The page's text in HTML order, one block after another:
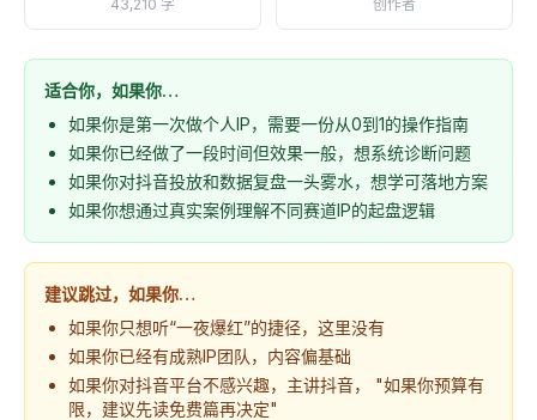
43,210 字 创作者
适合你，如果你…
如果你是第一次做个人IP，需要一份从0到1的操作指南
如果你已经做了一段时间但效果一般，想系统诊断问题
如果你对抖音投放和数据复盘一头雾水，想学可落地方案
如果你想通过真实案例理解不同赛道IP的起盘逻辑
建议跳过，如果你…
如果你只想听“一夜爆红”的捷径，这里没有
如果你已经有成熟IP团队，内容偏基础
如果你对抖音平台不感兴趣，主讲抖音， "如果你预算有
限，建议先读免费篇再决定"